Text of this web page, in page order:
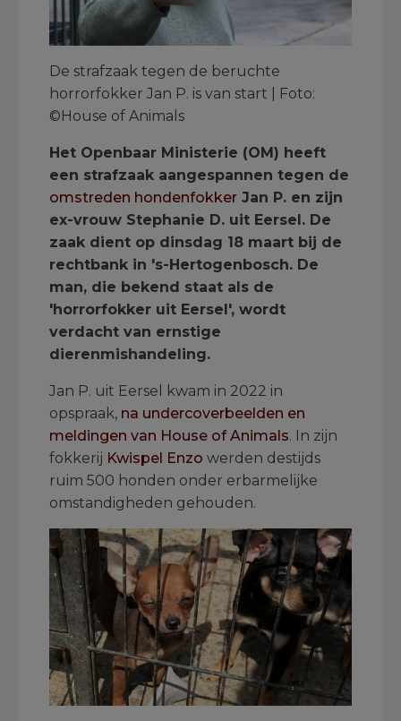
De strafzaak tegen de beruchte
horrorfokker Jan P. is van start | Foto:
©House of Animals
Het Openbaar Ministerie (OM) heeft
een strafzaak aangespannen tegen de
omstreden hondenfokker Jan P. en zijn
ex-vrouw Stephanie D. uit Eersel. De
zaak dient op dinsdag 18 maart bij de
rechtbank in 's-Hertogenbosch. De
man, die bekend staat als de
'horrorfokker uit Eersel', wordt
verdacht van ernstige
dierenmishandeling.
Jan P. uit Eersel kwam in 2022 in
opspraak, na undercoverbeelden en
meldingen van House of Animals. In zijn
fokkerij Kwispel Enzo werden destijds
ruim 500 honden onder erbarmelijke
omstandigheden gehouden.